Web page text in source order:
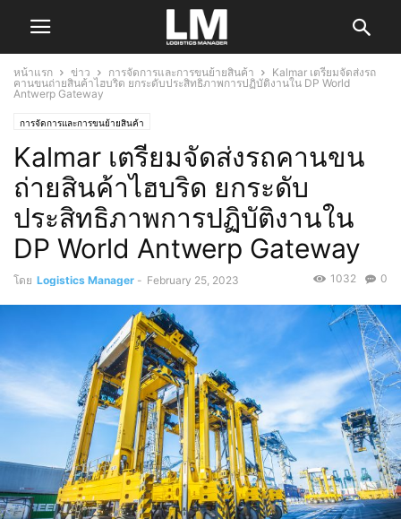
หน้าแรก ข่าว การจัดการและการขนย้ายสินค้า
Kalmar เตรียมจัดส่งรถ
คานขนถ่ายสินค้าไฮบริด ยกระดับประสิทธิภาพการปฏิบัติงานใน DP World
Antwerp Gateway
การจัดการและการขนย้ายสินค้า
Kalmar เตรียมจัดส่งรถคานขน
ถ่ายสินค้าไฮบริด ยกระดับ
ประสิทธิภาพการปฏิบัติงานใน
DP World Antwerp Gateway
โดย Logistics Manager - February 25, 2023 0
1032